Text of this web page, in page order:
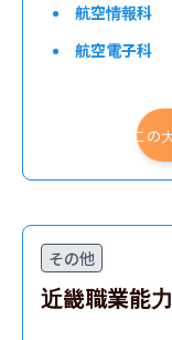
航空情報科
航空電子科
この
その他
近畿職業能